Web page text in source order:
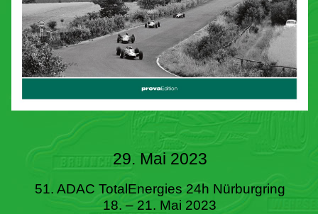
29. Mai 2023
51. ADAC TotalEnergies 24h Nürburgring
18. – 21. Mai 2023